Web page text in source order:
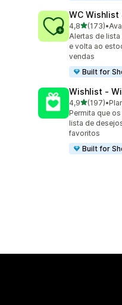
WC Wishlist
4,8de 5(173)
173 •
Alertas de
e volta ao
vendas
Built for
Wishlist ‑
4,9de 5(197)
197 •
Permita que
lista de
favoritos
Built for